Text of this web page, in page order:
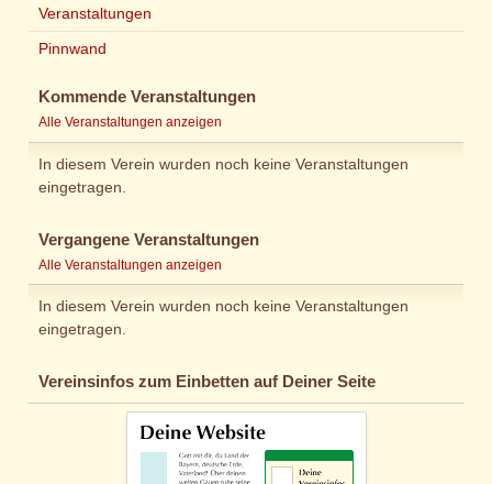
Veranstaltungen
Pinnwand
Kommende Veranstaltungen
Alle Veranstaltungen anzeigen
In diesem Verein wurden noch keine Veranstaltungen
eingetragen.
Vergangene Veranstaltungen
Alle Veranstaltungen anzeigen
In diesem Verein wurden noch keine Veranstaltungen
eingetragen.
Vereinsinfos zum Einbetten auf Deiner Seite